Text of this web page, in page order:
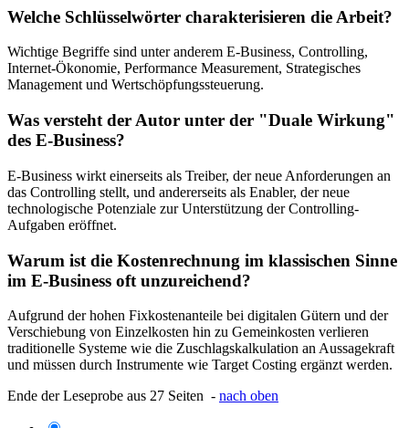
Welche Schlüsselwörter charakterisieren die Arbeit?
Wichtige Begriffe sind unter anderem E-Business, Controlling,
Internet-Ökonomie, Performance Measurement, Strategisches
Management und Wertschöpfungssteuerung.
Was versteht der Autor unter der "Duale Wirkung"
des E-Business?
E-Business wirkt einerseits als Treiber, der neue Anforderungen an
das Controlling stellt, und andererseits als Enabler, der neue
technologische Potenziale zur Unterstützung der Controlling-
Aufgaben eröffnet.
Warum ist die Kostenrechnung im klassischen Sinne
im E-Business oft unzureichend?
Aufgrund der hohen Fixkostenanteile bei digitalen Gütern und der
Verschiebung von Einzelkosten hin zu Gemeinkosten verlieren
traditionelle Systeme wie die Zuschlagskalkulation an Aussagekraft
und müssen durch Instrumente wie Target Costing ergänzt werden.
Ende der Leseprobe aus 27 Seiten - nach oben